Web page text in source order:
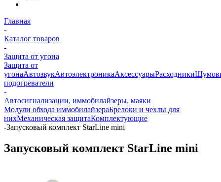
Главная
-
Каталог товаров
-
Защита от угона
Защита от
угонаАвтозвукАвтоэлектроникаАксессуарыРасходники
подогреватели
-
Автосигнализации, иммобилайзеры, маяки
Модули обхода иммобилайзераБрелоки и чехлы для
нихМеханическая защитаКомплектующие
-Запусковый комплект StarLine mini
Запусковый комплект StarLine mini